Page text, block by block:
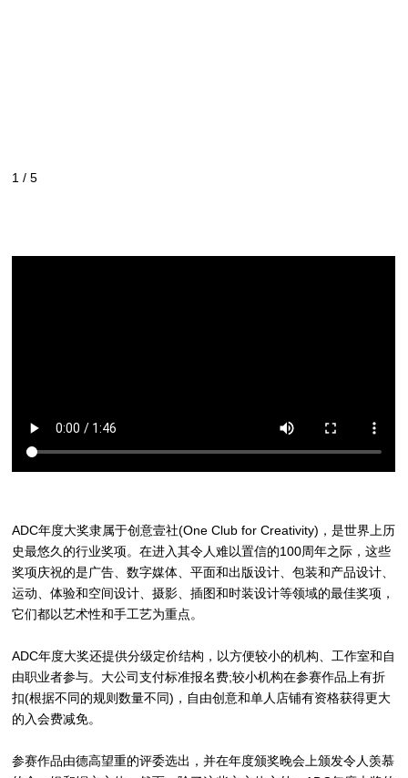
1 /5
ADC年度大奖隶属于创意壹社(One Club for Creativity)，是世界上历
史最悠久的行业奖项。在进入其令人难以置信的100周年之际，这些
奖项庆祝的是广告、数字媒体、平面和出版设计、包装和产品设计、
运动、体验和空间设计、摄影、插图和时装设计等领域的最佳奖项，
它们都以艺术性和手工艺为重点。
ADC年度大奖还提供分级定价结构，以方便较小的机构、工作室和自
由职业者参与。大公司支付标准报名费;较小机构在参赛作品上有折
扣(根据不同的规则数量不同)，自由创意和单人店铺有资格获得更大
的入会费减免。
参赛作品由德高望重的评委选出，并在年度颁奖晚会上颁发令人羡慕